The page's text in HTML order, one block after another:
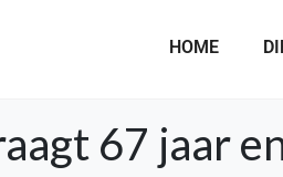
HOME
67 jaar